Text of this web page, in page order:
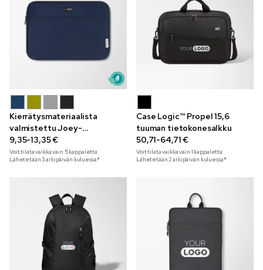
Kierrätysmateriaalista
valmistettu Joey-
tietokonetasku 14”
kaiverruksella
9,35-13,35 €
Voit tilata vaikka vain 5kappaletta
Lähetetään 3 arkipäivän kuluessa*
Case Logic™ Propel 15,6
tuuman tietokonesalkku
50,71-64,71 €
Voit tilata vaikka vain 1 kappaletta
Lähetetään 2 arkipäivän kuluessa*